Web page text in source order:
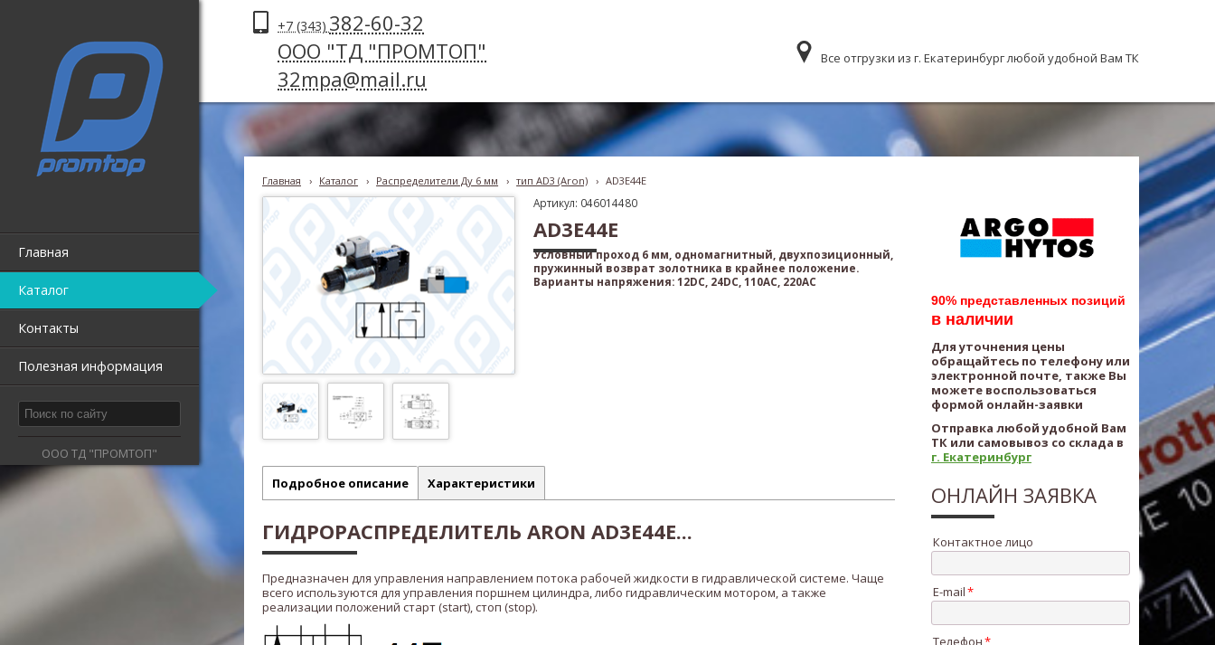
Главная
Каталог
Контакты
Полезная информация
ООО ТД "ПРОМТОП"
+7 (343) 382-60-32
ООО "ТД "ПРОМТОП"
32mpa@mail.ru
Все отгрузки из г. Екатеринбург любой удобной Вам ТК
Главная › Каталог › Распределители Ду 6 мм › тип AD3 (Aron) › AD3E44E
Артикул: 046014480
AD3E44E
Условный проход 6 мм, одномагнитный, двухпозиционный,
пружинный возврат золотника в крайнее положение.
Варианты напряжения: 12DC, 24DC, 110AC, 220AC
Подробное описание Характеристики
ГИДРОРАСПРЕДЕЛИТЕЛЬ ARON AD3E44E...
Предназначен для управления направлением потока рабочей жидкости в гидравлической системе. Чаще
всего используются для управления поршнем цилиндра, либо гидравлическим мотором, а также
реализации положений старт (start), стоп (stop).
90% представленных позиций
в наличии
Для уточнения цены
обращайтесь по телефону или
электронной почте, также Вы
можете воспользоваться
формой онлайн-заявки
Отправка любой удобной Вам
ТК или самовывоз со склада в
г. Екатеринбург
ОНЛАЙН ЗАЯВКА
Контактное лицо
E-mail
Телефон